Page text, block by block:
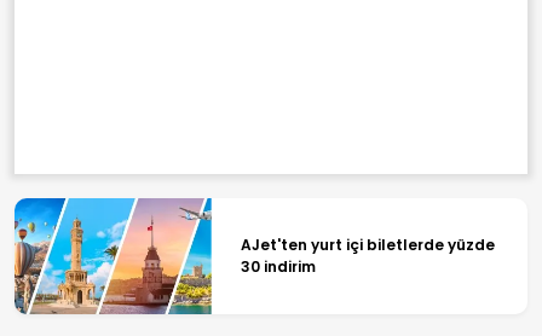
AJet'ten yurt içi biletlerde yüzde
30 indirim